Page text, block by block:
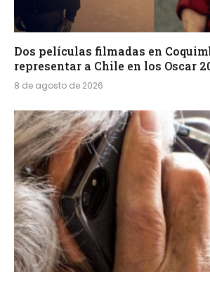
Dos películas filmadas en
representar a Chile en los Oscar
8 de agosto de 2026